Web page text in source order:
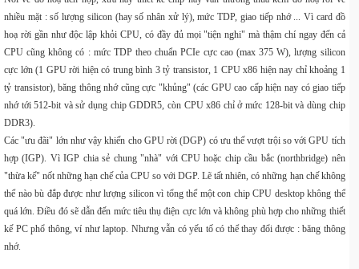
nhiều mặt : số lượng silicon (hay số nhân xử lý), mức TDP, giao tiếp nhớ ... Vì card đồ
hoạ rời gần như độc lập khỏi CPU, có đầy đủ mọi "tiện nghi" mà thậm chí ngay đến cả
CPU cũng không có : mức TDP theo chuẩn PCIe cực cao (max 375 W), lượng silicon
cực lớn (1 GPU rời hiện có trung bình 3 tỷ transistor, 1 CPU x86 hiện nay chỉ khoảng 1
tỷ transistor), băng thông nhớ cũng cực "khủng" (các GPU cao cấp hiện nay có giao tiếp
nhớ tới 512-bit và sử dụng chip GDDR5, còn CPU x86 chỉ ở mức 128-bit và dùng chip
DDR3).
Các "ưu đãi" lớn như vậy khiến cho GPU rời (DGP) có ưu thế vượt trội so với GPU tích
hợp (IGP). Vì IGP chia sẻ chung "nhà" với CPU hoặc chip cầu bắc (northbridge) nên
"thừa kế" nốt những hạn chế của CPU so với DGP. Lẽ tất nhiên, có những hạn chế không
thể nào bù đắp được như lượng silicon vì tổng thể một con chip CPU desktop không thể
quá lớn. Điều đó sẽ dẫn đến mức tiêu thụ điện cực lớn và không phù hợp cho những thiết
kế PC phổ thông, ví như laptop. Nhưng vẫn có yếu tố có thể thay đổi được : băng thông
nhớ.